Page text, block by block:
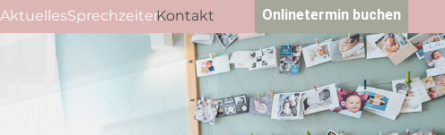
AktuellesSprechzeitenKontakt Onlinetermin buchen